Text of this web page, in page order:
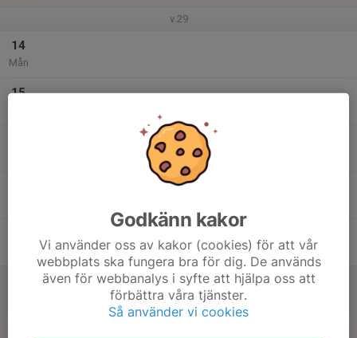
v.29
14
Mån
15
Godkänn kakor
Vi använder oss av kakor (cookies) för att vår
webbplats ska fungera bra för dig. De används
även för webbanalys i syfte att hjälpa oss att
förbättra våra tjänster.
Så använder vi cookies